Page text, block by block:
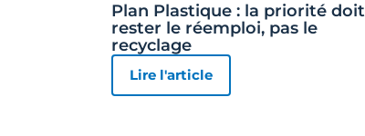
Plan Plastique : la priorité doit
rester le réemploi, pas le
recyclage
Lire l'article